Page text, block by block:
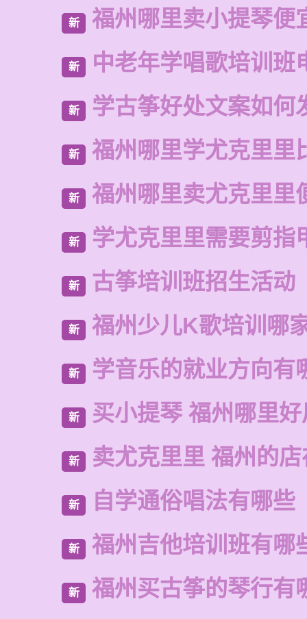
新 福州哪里卖小提琴便
新 中老年学唱歌培训班
新 学古筝好处文案如何
新 福州哪里学尤克里里
新 福州哪里卖尤克里里
新 学尤克里里需要剪指
新 古筝培训班招生活动
新 福州少儿K歌培训哪
新 学音乐的就业方向有
新 买小提琴 福州哪里好
新 卖尤克里里 福州的
新 自学通俗唱法有哪些
新 福州吉他培训班有哪
新 福州买古筝的琴行有